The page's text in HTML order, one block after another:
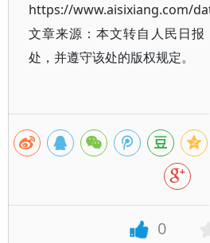
https://www.aisixiang.com/
文章来源：本文转自人民日报
处，并遵守该处的版权规定。
0